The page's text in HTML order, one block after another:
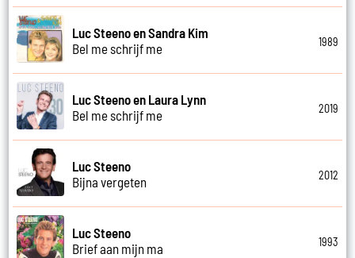
Luc Steeno en Sandra Kim
Bel me schrijf me
1989
Luc Steeno en Laura Lynn
Bel me schrijf me
2019
Luc Steeno
Bijna vergeten
2012
Luc Steeno
Brief aan mijn ma
1993